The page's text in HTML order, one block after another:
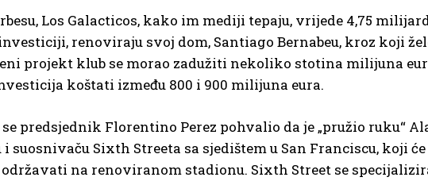
Los Galacticos, kako im mediji tepaju, vrijede 4,75
renoviraju svoj dom, Santiago Bernabeu, kroz koji
projekt klub se morao zadužiti nekoliko stotina milijuna
koštati između 800 i 900 milijuna eura.
predsjednik Florentino Perez pohvalio da je „pružio ruku“
suosnivaču Sixth Streeta sa sjedištem u San Franciscu, koji
održavati na renoviranom stadionu. Sixth Street se